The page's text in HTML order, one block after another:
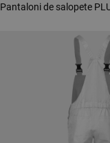
Pantaloni de salopete